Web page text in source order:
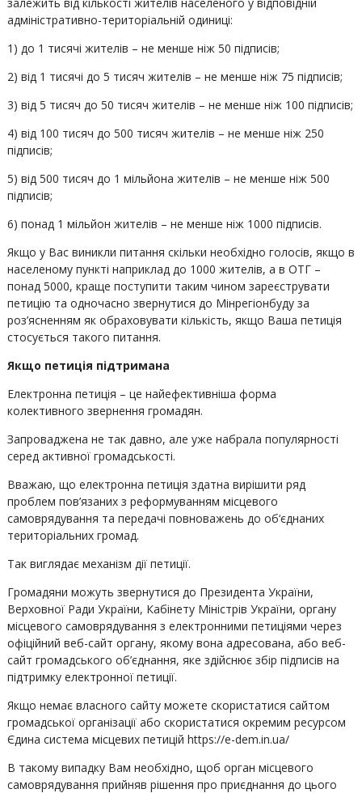
адміністративно-територіальній одиниці:
1) до 1 тисячі жителів – не менше ніж 50 підписів;
2) від 1 тисячі до 5 тисяч жителів – не менше ніж 75 підписів;
3) від 5 тисяч до 50 тисяч жителів – не менше ніж 100 підписів;
4) від 100 тисяч до 500 тисяч жителів – не менше ніж 250
підписів;
5) від 500 тисяч до 1 мільйона жителів – не менше ніж 500
підписів;
6) понад 1 мільйон жителів – не менше ніж 1000 підписів.
Якщо у Вас виникли питання скільки необхідно голосів, якщо в
населеному пункті наприклад до 1000 жителів, а в ОТГ –
понад 5000, краще поступити таким чином зареєструвати
петицію та одночасно звернутися до Мінрегіонбуду за
роз’ясненням як обраховувати кількість, якщо Ваша петиція
стосується такого питання.
Якщо петиція підтримана
Електронна петиція – це найефективніша форма
колективного звернення громадян.
Запроваджена не так давно, але уже набрала популярності
серед активної громадськості.
Вважаю, що електронна петиція здатна вирішити ряд
проблем пов’язаних з реформуванням місцевого
самоврядування та передачі повноважень до об‘єднаних
територіальних громад.
Так виглядає механізм дії петиції.
Громадяни можуть звернутися до Президента України,
Верховної Ради України, Кабінету Міністрів України, органу
місцевого самоврядування з електронними петиціями через
офіційний веб-сайт органу, якому вона адресована, або веб-
сайт громадського об’єднання, яке здійснює збір підписів на
підтримку електронної петиції.
Якщо немає власного сайту можете скористатися сайтом
громадської організації або скористатися окремим ресурсом
Єдина система місцевих петицій https://e-dem.in.ua/
В такому випадку Вам необхідно, щоб орган місцевого
самоврядування прийняв рішення про приєднання до цього